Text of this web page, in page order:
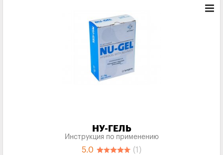
НУ-ГЕЛЬ
Инструкция по применению
5.0 (1)